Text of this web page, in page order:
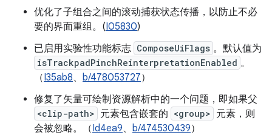
优化了子组合之间的滚动捕获状态传播，以防止不必
要的界面重组。(I05830)
已启用实验性功能标志 ComposeUiFlags 。默认值为
isTrackpadPinchReinterpretationEnabled 。
（I35ab8、 b/478053727）
修复了矢量可绘制资源解析中的一个问题，即如果父
<clip-path> 元素包含嵌套的 <group> 元素，则
会被忽略。（Id4ea9、 b/474530439）